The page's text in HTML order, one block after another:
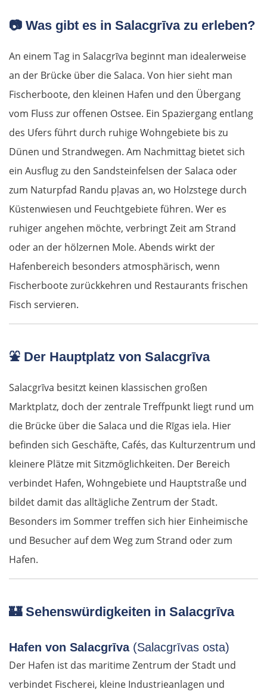
📷 Was gibt es in Salacgrīva zu erleben?
An einem Tag in Salacgrīva beginnt man idealerweise
an der Brücke über die Salaca. Von hier sieht man
Fischerboote, den kleinen Hafen und den Übergang
vom Fluss zur offenen Ostsee. Ein Spaziergang entlang
des Ufers führt durch ruhige Wohngebiete bis zu
Dünen und Strandwegen. Am Nachmittag bietet sich
ein Ausflug zu den Sandsteinfelsen der Salaca oder
zum Naturpfad Randu pļavas an, wo Holzstege durch
Küstenwiesen und Feuchtgebiete führen. Wer es
ruhiger angehen möchte, verbringt Zeit am Strand
oder an der hölzernen Mole. Abends wirkt der
Hafenbereich besonders atmosphärisch, wenn
Fischerboote zurückkehren und Restaurants frischen
Fisch servieren.
⛲ Der Hauptplatz von Salacgrīva
Salacgrīva besitzt keinen klassischen großen
Marktplatz, doch der zentrale Treffpunkt liegt rund um
die Brücke über die Salaca und die Rīgas iela. Hier
befinden sich Geschäfte, Cafés, das Kulturzentrum und
kleinere Plätze mit Sitzmöglichkeiten. Der Bereich
verbindet Hafen, Wohngebiete und Hauptstraße und
bildet damit das alltägliche Zentrum der Stadt.
Besonders im Sommer treffen sich hier Einheimische
und Besucher auf dem Weg zum Strand oder zum
Hafen.
🏰Sehenswürdigkeiten in Salacgrīva
Hafen von Salacgrīva (Salacgrīvas osta)
Der Hafen ist das maritime Zentrum der Stadt und
verbindet Fischerei, kleine Industrieanlagen und